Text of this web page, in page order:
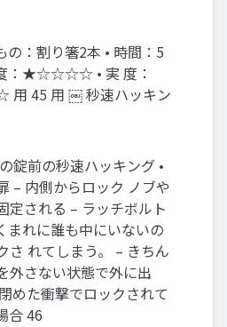
の：割り箸2本 • 時間：5
：★☆☆☆☆ • 実 度：
45 用 ￼ 秒速ハッキン
錠前の秒速ハッキング •
– 内側からロック ノブや
定される – ラッチボルト
まれに誰も中にいないの
さ れてしまう。 – きちん
外さない状態で外に出
めた衝撃でロックされて
合 46